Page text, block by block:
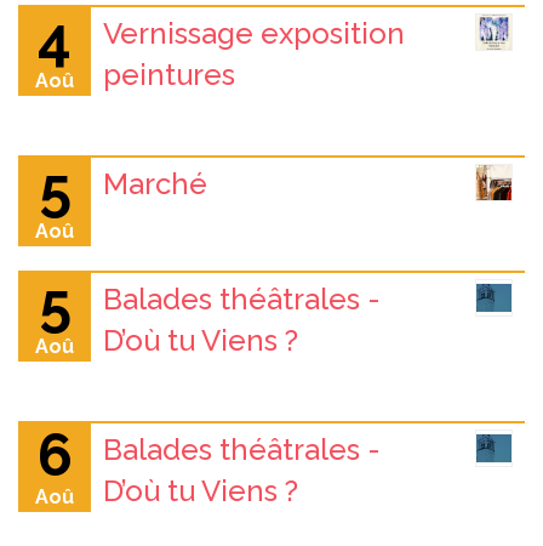
4
Aoû
Vernissage exposition
peintures
5
Aoû
Marché
5
Aoû
Balades théâtrales -
D’où tu Viens ?
6
Aoû
Balades théâtrales -
D’où tu Viens ?